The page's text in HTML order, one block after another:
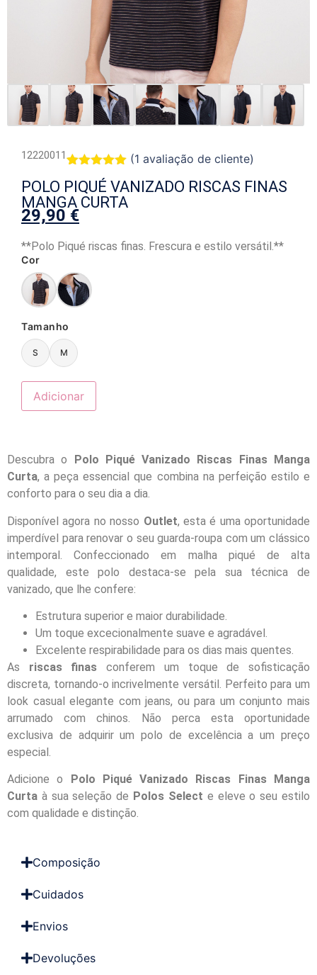
12220011
Classificado
com 5.00
em 5 com
base em
classificação
(1 avaliação de cliente)
POLO PIQUÉ VANIZADO RISCAS FINAS
MANGA CURTA
29,90 €
**Polo Piqué riscas finas. Frescura e estilo versátil.**
Cor
Tamanho
S M
Adicionar
Descubra o
Polo Piqué Vanizado Riscas Finas Manga
Curta, a peça essencial que combina na perfeição estilo e
conforto para o seu dia a dia.
Disponível agora no nosso Outlet, esta é uma oportunidade
imperdível para renovar o seu guarda-roupa com um clássico
intemporal. Confeccionado em malha piqué de alta
qualidade, este polo destaca-se pela sua técnica de
vanizado, que lhe confere:
Estrutura superior e maior durabilidade.
Um toque excecionalmente suave e agradável.
Excelente respirabilidade para os dias mais quentes.
As riscas finas conferem um toque de sofisticação
discreta, tornando-o incrivelmente versátil. Perfeito para um
look casual elegante com jeans, ou para um conjunto mais
arrumado com chinos. Não perca esta oportunidade
exclusiva de adquirir um polo de excelência a um preço
especial.
Adicione o
Polo Piqué Vanizado Riscas Finas Manga
Curta à sua seleção de Polos Select e eleve o seu estilo
com qualidade e distinção.
Composição
Cuidados
Envios
Devoluções